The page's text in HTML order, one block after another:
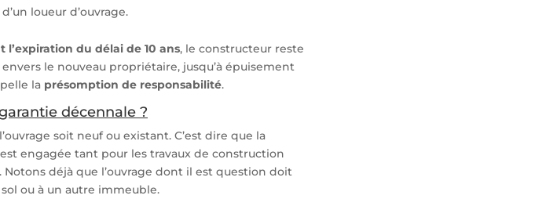
loueur d’ouvrage.
l’expiration du délai de 10 ans, le constructeur reste
envers le nouveau propriétaire, jusqu’à épuisement
la présomption de responsabilité.
décennale ?
soit neuf ou existant. C’est dire que la
est engagée tant pour les travaux de construction
déjà que l’ouvrage dont il est question doit
ou à un autre immeuble.